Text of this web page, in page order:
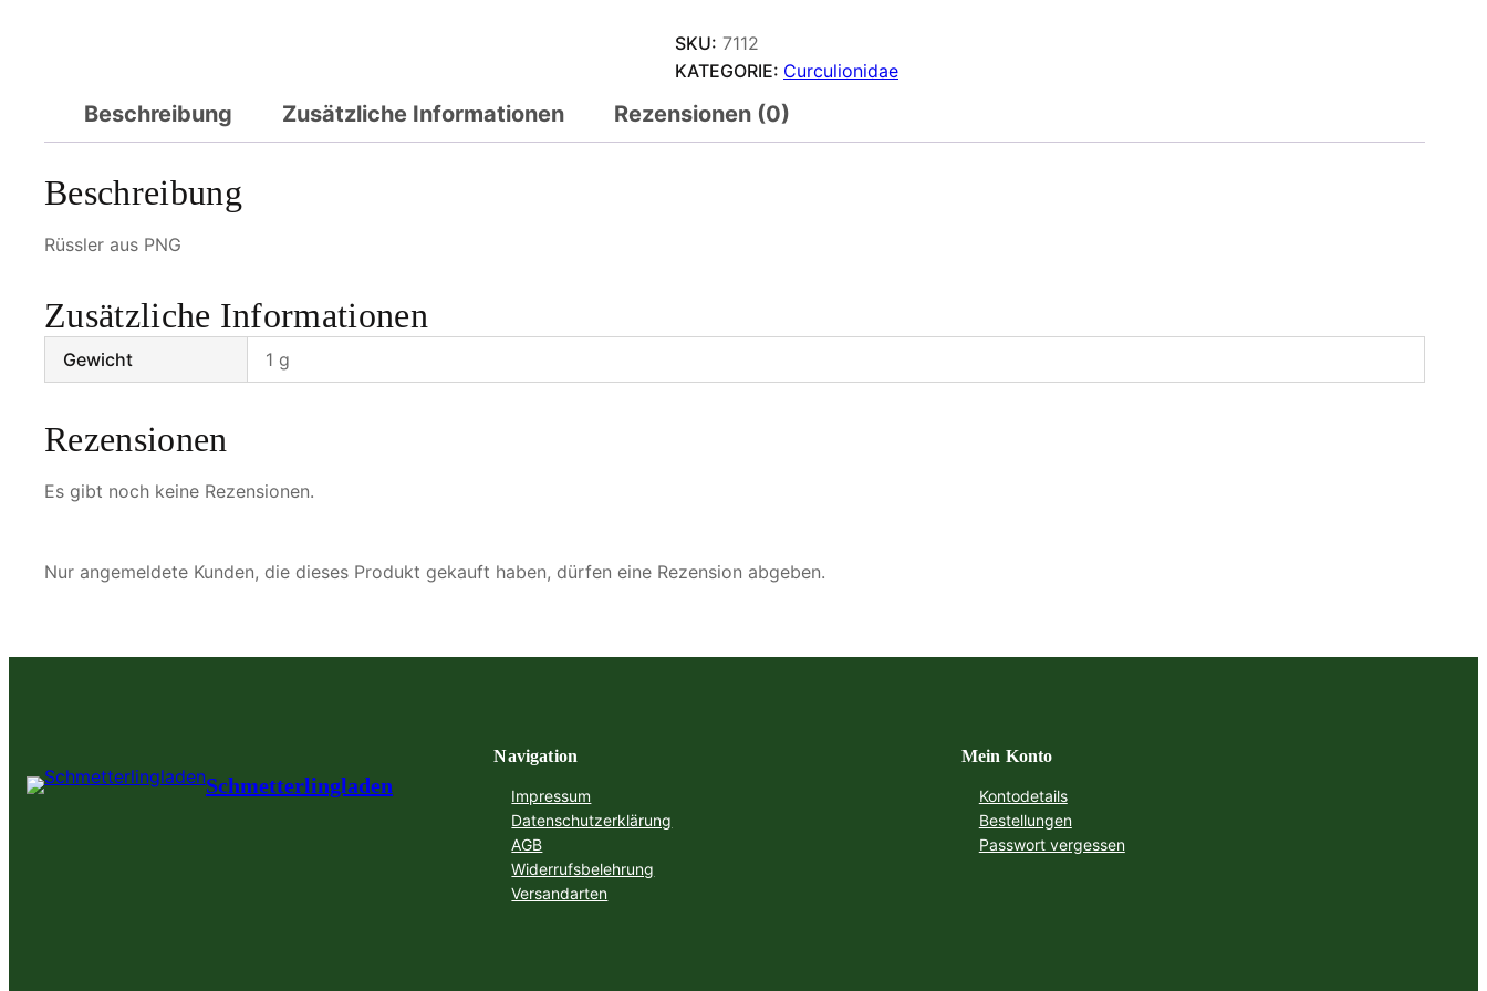
SKU: 7112
KATEGORIE: Curculionidae
Beschreibung Zusätzliche Informationen Rezensionen (0)
Beschreibung
Rüssler aus PNG
Zusätzliche Informationen
Gewicht 1 g
Rezensionen
Es gibt noch keine Rezensionen.
Nur angemeldete Kunden, die dieses Produkt gekauft haben, dürfen eine Rezension abgeben.
Schmetterlingladen
Navigation
Impressum
Datenschutzerklärung
AGB
Widerrufsbelehrung
Versandarten
Mein Konto
Kontodetails
Bestellungen
Passwort vergessen